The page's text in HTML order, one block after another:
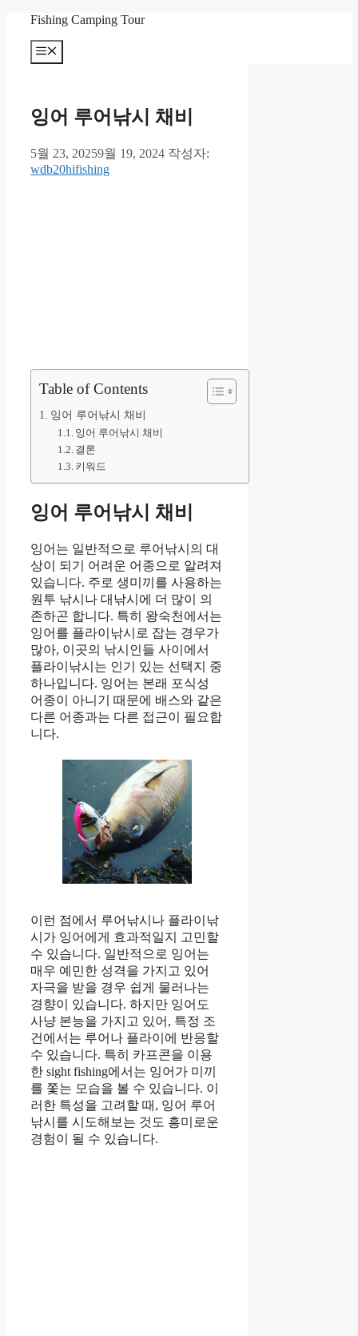
Fishing Camping Tour
메
뉴
잉어 루어낚시 채비
5월 23, 20259월 19, 2024 작성자:
wdb20hifishing
Table of Contents
잉어 루어낚시 채비
잉어 루어낚시 채비
결론
키워드
잉어 루어낚시 채비
잉어는 일반적으로 루어낚시의 대
상이 되기 어려운 어종으로 알려져
있습니다. 주로 생미끼를 사용하는
원투 낚시나 대낚시에 더 많이 의
존하곤 합니다. 특히 왕숙천에서는
잉어를 플라이낚시로 잡는 경우가
많아, 이곳의 낚시인들 사이에서
플라이낚시는 인기 있는 선택지 중
하나입니다. 잉어는 본래 포식성
어종이 아니기 때문에 배스와 같은
다른 어종과는 다른 접근이 필요합
니다.
이런 점에서 루어낚시나 플라이낚
시가 잉어에게 효과적일지 고민할
수 있습니다. 일반적으로 잉어는
매우 예민한 성격을 가지고 있어
자극을 받을 경우 쉽게 물러나는
경향이 있습니다. 하지만 잉어도
사냥 본능을 가지고 있어, 특정 조
건에서는 루어나 플라이에 반응할
수 있습니다. 특히 카프콘을 이용
한 sight fishing에서는 잉어가 미끼
를 쫓는 모습을 볼 수 있습니다. 이
러한 특성을 고려할 때, 잉어 루어
낚시를 시도해보는 것도 흥미로운
경험이 될 수 있습니다.